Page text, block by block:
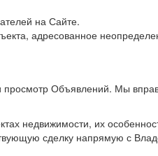
на Сайте.
адресованное
Объявлений. Мы
их
сделку напрямую с